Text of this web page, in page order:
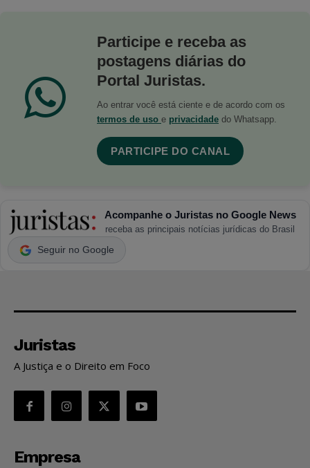
Participe e receba as
postagens diárias do
Portal Juristas.
Ao entrar você está ciente e de acordo com os
termos de uso e privacidade do Whatsapp.
PARTICIPE DO CANAL
Acompanhe o Juristas no Google News
receba as principais notícias jurídicas do Brasil
Seguir no Google
Juristas
A Justiça e o Direito em Foco
Empresa